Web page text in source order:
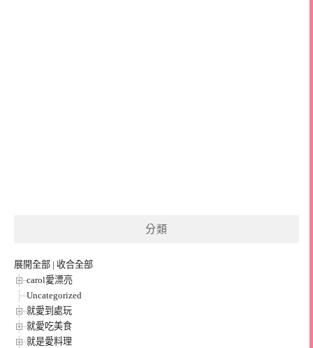
分類
展開全部 | 收合全部
carol愛漂亮
Uncategorized
就愛到處玩
就愛吃美食
就是愛料理